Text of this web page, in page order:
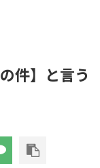
件】と言う